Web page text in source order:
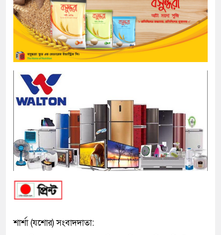
শার্শা (যশোর) সংবাদদাতা: